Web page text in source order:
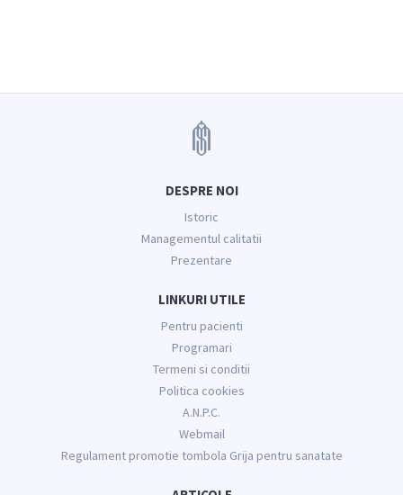
DESPRE NOI
Istoric
Managementul calitatii
Prezentare
LINKURI UTILE
Pentru pacienti
Programari
Termeni si conditii
Politica cookies
A.N.P.C.
Webmail
Regulament promotie tombola Grija pentru sanatate